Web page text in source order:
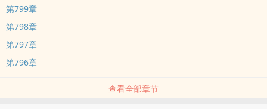
第799章
第798章
第797章
第796章
查看全部章节